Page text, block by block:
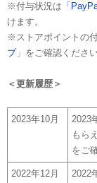
※付与状況は 「
けます。
※ストアポイントの
プ」をご確認ください
＜更新履歴＞
2023年10月
2023
もら
をご
2022年12月
2022